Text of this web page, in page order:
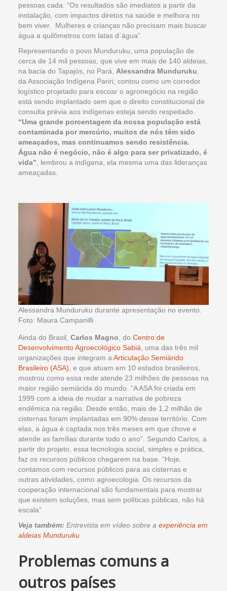
pessoas cada. “Os resultados são imediatos a partir da
instalação, com impactos diretos na saúde e melhora no
bem viver. Mulheres e crianças não precisam mais buscar
água a quilômetros com latas d´água”.
Representando o povo Munduruku, uma população de
cerca de 14 mil pessoas, que vive em mais de 140 aldeias,
na bacia do Tapajós, no Pará, Alessandra Munduruku,
da Associação Indígena Pariri, contou como um corredor
logístico projetado para escoar o agronegócio na região
está sendo implantado sem que o direito constitucional de
consulta prévia aos indígenas esteja sendo respeitado.
“Uma grande porcentagem da nossa população está
contaminada por mercúrio, muitos de nós têm sido
ameaçados, mas continuamos sendo resistência.
Água não é negócio, não é algo para ser privatizado, é
vida”, lembrou a indígena, ela mesma uma das lideranças
ameaçadas.
Alessandra Munduruku durante apresentação no evento.
Foto: Maura Campanilli
Ainda do Brasil, Carlos Magno , do Centro de
Desenvolvimento Agroecológico Sabiá , uma das três mil
organizações que integram a Articulação Semiárido
Brasileiro (ASA) , e que atuam em 10 estados brasileiros,
mostrou como essa rede atende 23 milhões de pessoas na
maior região semiárida do mundo. “A ASA foi criada em
1999 com a ideia de mudar a narrativa de pobreza
endêmica na região. Desde então, mais de 1,2 milhão de
cisternas foram implantadas em 90% desse território. Com
elas, a água é captada nos três meses em que chove e
atende as famílias durante todo o ano”. Segundo Carlos, a
partir do projeto, essa tecnologia social, simples e prática,
faz os recursos públicos chegarem na base. “Hoje,
contamos com recursos públicos para as cisternas e
outras atividades, como agroecologia. Os recursos da
cooperação internacional são fundamentais para mostrar
que existem soluções, mas sem políticas públicas, não há
escala”.
Veja também: Entrevista em vídeo sobre a experiência em
aldeias Munduruku
Problemas comuns a
outros países